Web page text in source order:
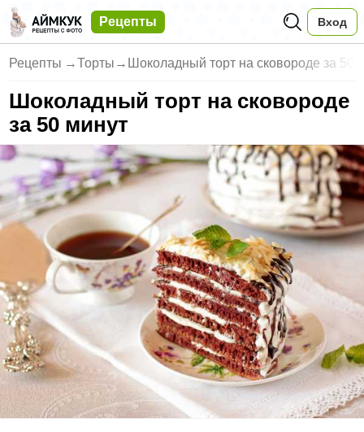
Рецепты Вход
Рецепты →Торты → Шоколадный торт на сковороде за 50
Шоколадный торт на сковороде
за 50 минут